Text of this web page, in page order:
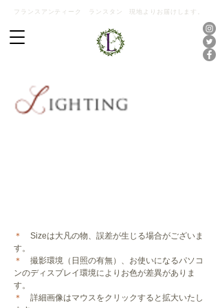
フランスアンティーク ランスタン 現地よりお届けします。
＊
Sizeは大凡の物、誤差が生じる場合がございま
す。
＊ 撮影環境（日照の有無）、お使いになるパソコ
ンのディスプレイ環境によりお色が差異がありま
す。
＊ 詳細画像はマウスをクリックすると拡大いたし